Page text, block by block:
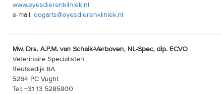
www.eyesdierenkliniek.nl
e-mail: oogarts@eyesdierenkliniek.nl
Mw. Drs. A.P.M. van Schaik-Verboven, NL-Spec, dip. ECVO
Veterinaire Specialisten
Reutsedijk 8A
5264 PC Vught
Tel: +31 13 5285900